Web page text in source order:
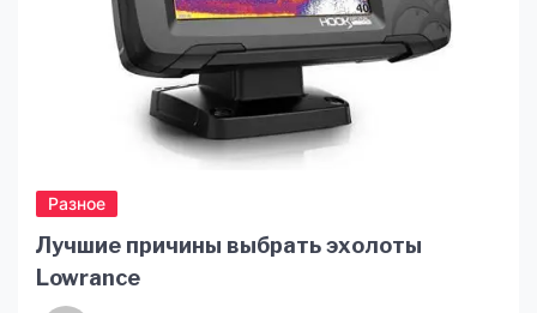
Разное
Лучшие причины выбрать эхолоты
Lowrance